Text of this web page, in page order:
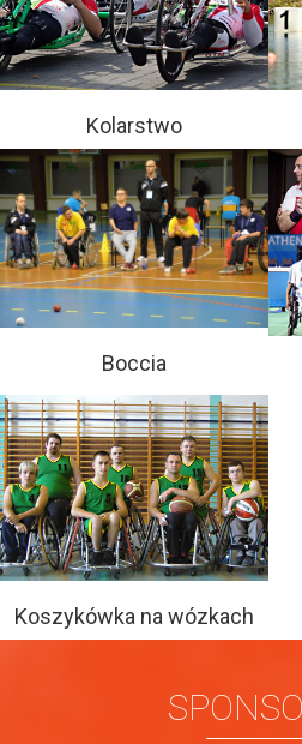
Kolarstwo
Boccia
Koszykówka na wózkach